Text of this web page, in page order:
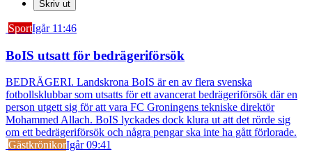
Skriv ut
SportIgår 11:46
BoIS utsatt för bedrägeriförsök
BEDRÄGERI. Landskrona BoIS är en av flera svenska
fotbollsklubbar som utsatts för ett avancerat bedrägeriförsök där en
person utgett sig för att vara FC Groningens tekniske direktör
Mohammed Allach. BoIS lyckades dock klura ut att det rörde sig
om ett bedrägeriförsök och några pengar ska inte ha gått förlorade.
GästkrönikorIgår 09:41